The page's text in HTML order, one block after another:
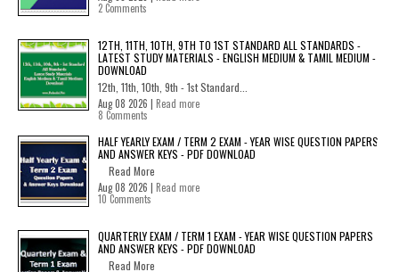
2 Comments
12TH, 11TH, 10TH, 9TH TO 1ST STANDARD ALL STANDARDS -
LATEST STUDY MATERIALS - ENGLISH MEDIUM & TAMIL MEDIUM -
DOWNLOAD
12th, 11th, 10th, 9th - 1st Standard...
Aug 08 2026 | Read more
8 Comments
HALF YEARLY EXAM / TERM 2 EXAM - YEAR WISE QUESTION PAPERS
AND ANSWER KEYS - PDF DOWNLOAD
Read More
Aug 08 2026 | Read more
10 Comments
QUARTERLY EXAM / TERM 1 EXAM - YEAR WISE QUESTION PAPERS
AND ANSWER KEYS - PDF DOWNLOAD
Read More